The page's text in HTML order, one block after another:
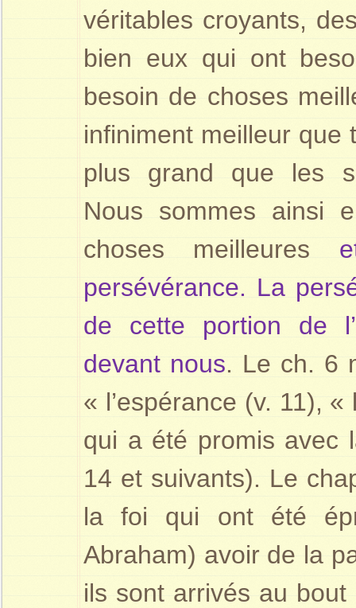
véritables croyants,
bien eux qui ont
besoin de choses
infiniment meilleur que
plus grand que les
Nous sommes ainsi
choses meilleures
persévérance. La
de cette portion de
devant nous. Le ch. 6
« l’espérance (v. 11),
qui a été promis avec
14 et suivants). Le
la foi qui ont été
Abraham) avoir de la
ils sont arrivés au